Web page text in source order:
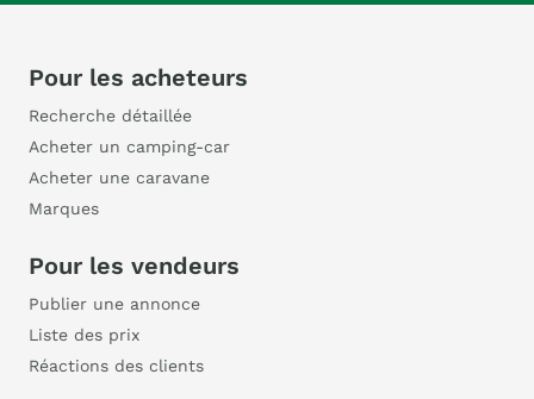
Pour les acheteurs
Recherche détaillée
Acheter un camping-car
Acheter une caravane
Marques
Pour les vendeurs
Publier une annonce
Liste des prix
Réactions des clients